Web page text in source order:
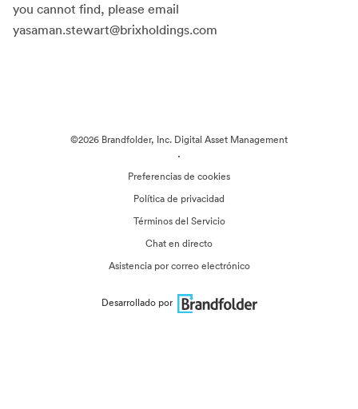
you cannot find, please email
yasaman.stewart@brixholdings.com
©2026 Brandfolder, Inc. Digital Asset Management
·
Preferencias de cookies
Política de privacidad
Términos del Servicio
Chat en directo
Asistencia por correo electrónico
Desarrollado por